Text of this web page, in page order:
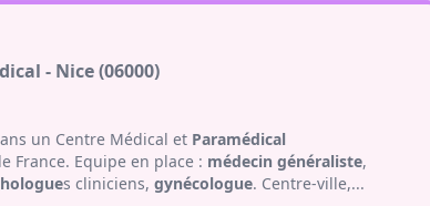
- Nice (06000)
un Centre Médical et Paramédical
France. Equipe en place : médecin généraliste,
s cliniciens, gynécologue. Centre-ville,...